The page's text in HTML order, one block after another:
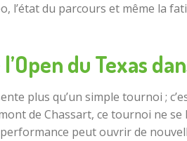
l’état du parcours et même la
du Texas
plus qu’un simple tournoi ;
de Chassart, ce tournoi ne
peut ouvrir de